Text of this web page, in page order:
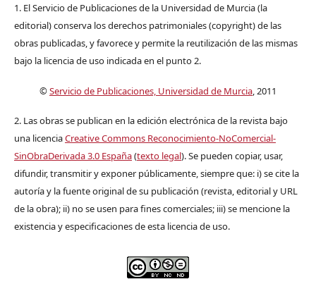
1. El Servicio de Publicaciones de la Universidad de Murcia (la
editorial) conserva los derechos patrimoniales (copyright) de las
obras publicadas, y favorece y permite la reutilización de las mismas
bajo la licencia de uso indicada en el punto 2.
©Servicio de Publicaciones, Universidad de Murcia, 2011
2. Las obras se publican en la edición electrónica de la revista bajo
una licenciaCreative Commons Reconocimiento-NoComercial-
SinObraDerivada 3.0 España(texto legal). Se pueden copiar, usar,
difundir, transmitir y exponer públicamente, siempre que: i) se cite la
autoría y la fuente original de su publicación (revista, editorial y URL
de la obra); ii) no se usen para fines comerciales; iii) se mencione la
existencia y especificaciones de esta licencia de uso.